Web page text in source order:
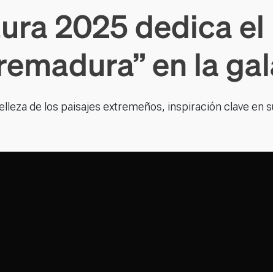
2025 dedica el
en la
de los paisajes extremeños, inspiración clave en